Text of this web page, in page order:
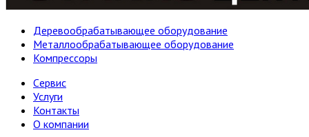
Деревообрабатывающее оборудование
Металлообрабатывающее оборудование
Компрессоры
Cервис
Услуги
Контакты
О компании